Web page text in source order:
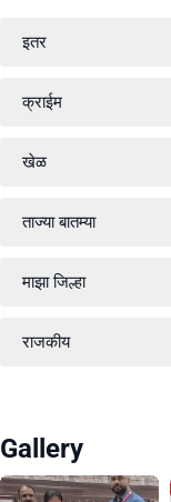
इतर
क्राईम
खेळ
ताज्या बातम्या
माझा जिल्हा
राजकीय
Gallery